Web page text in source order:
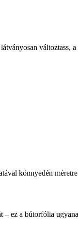
változtass, a
könnyedén
ez a bútorfólia